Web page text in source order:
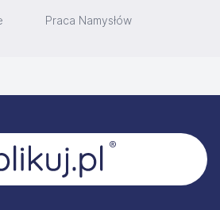
Praca Namysłów